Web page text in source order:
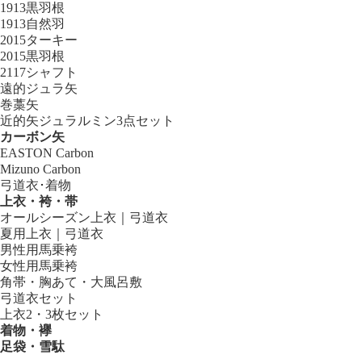
1913黒羽根
1913自然羽
2015ターキー
2015黒羽根
2117シャフト
遠的ジュラ矢
巻藁矢
近的矢ジュラルミン3点セット
カーボン矢
EASTON Carbon
Mizuno Carbon
弓道衣･着物
上衣・袴・帯
オールシーズン上衣｜弓道衣
夏用上衣｜弓道衣
男性用馬乗袴
女性用馬乗袴
角帯・胸あて・大風呂敷
弓道衣セット
上衣2・3枚セット
着物・襷
足袋・雪駄